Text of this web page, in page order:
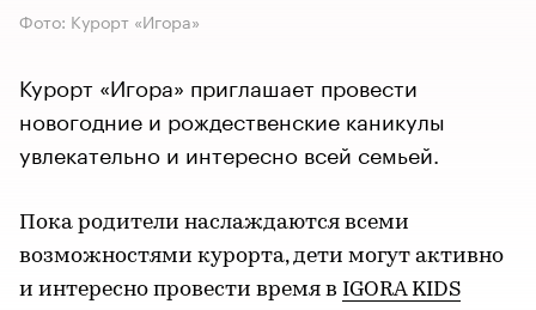
Фото: Курорт «Игора»
Курорт «Игора» приглашает провести
новогодние и рождественские каникулы
увлекательно и интересно всей семьей.
Пока родители наслаждаются всеми
возможностями курорта, дети могут активно
и интересно провести время в IGORA KIDS